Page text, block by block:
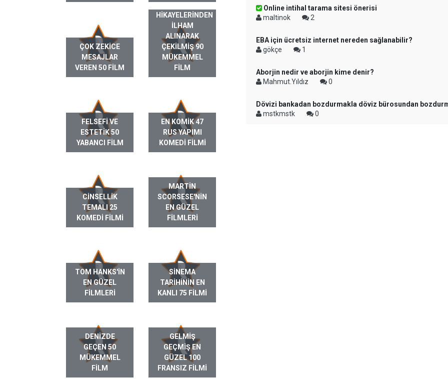
ÇOK ZEKICE
MESAJLAR
VEREN 50 FILM
GERÇEK HAYAT
HIKAYELERINDEN
ILHAM
ALINARAK
ÇEKILMIŞ 90
MÜKEMMEL
FILM
FELSEFI VE
ESTETIK 50
YABANCI FILM
EN KOMIK 47
RUS YAPIMI
KOMEDI FILMI
CINSELLIK
TEMALI 25
KOMEDI FILMI
MARTIN
SCORSESE'NIN
EN GÜZEL
FILMLERI
TOM HANKS'IN
EN GÜZEL
FILMLERI
SINEMA
TARIHININ EN
KANLI 75 FILMI
DENIZDE
GEÇEN 50
MÜKEMMEL
FILM
GELMIŞ
GEÇMIŞ EN
GÜZEL 100
FRANSIZ FILMI
Online intihal tarama sitesi önerisi
maltinok
2
EBA için ücretsiz internet nereden sağlanabilir?
gökçe
1
Aborjin nedir ve aborjin kime denir?
Mahmut.Yıldız
0
Dövizi bankadan bozdurmakla döviz bürosundan
mstkmstk
0